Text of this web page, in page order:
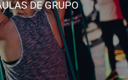
DE GRUPO